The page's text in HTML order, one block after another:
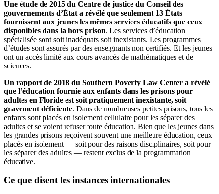
Une étude de 2015 du Centre de justice du Conseil des
gouvernements d’État a révélé que seulement 13 États
fournissent aux jeunes les mêmes services éducatifs que ceux
disponibles dans la hors prison. Les services d’éducation
spécialisée sont soit inadéquats soit inexistants. Les programmes
d’études sont assurés par des enseignants non certifiés. Et les jeunes
ont un accès limité aux cours avancés de mathématiques et de
sciences.
Un rapport de 2018 du Southern Poverty Law Center a révélé
que l’éducation fournie aux enfants dans les prisons pour
adultes en Floride est soit pratiquement inexistante, soit
gravement déficiente. Dans de nombreuses petites prisons, tous les
enfants sont placés en isolement cellulaire pour les séparer des
adultes et se voient refuser toute éducation. Bien que les jeunes dans
les grandes prisons reçoivent souvent une meilleure éducation, ceux
placés en isolement — soit pour des raisons disciplinaires, soit pour
les séparer des adultes — restent exclus de la programmation
éducative.
Ce que disent les instances internationales